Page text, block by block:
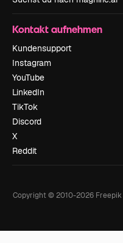
Kontakt aufnehmen
Kundensupport
Instagram
YouTube
LinkedIn
TikTok
Discord
X
Reddit
Copyright © 2010-2026Freepik